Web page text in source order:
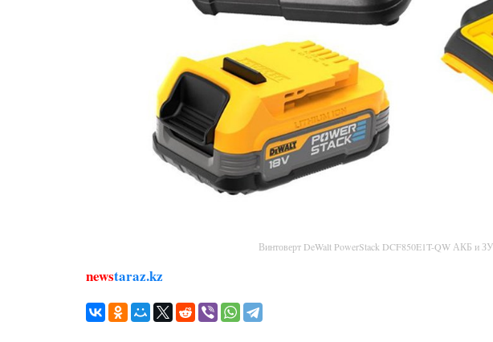
Винтоверт DeWalt PowerStack DCF850E1T-QW АКБ и
newstaraz.kz